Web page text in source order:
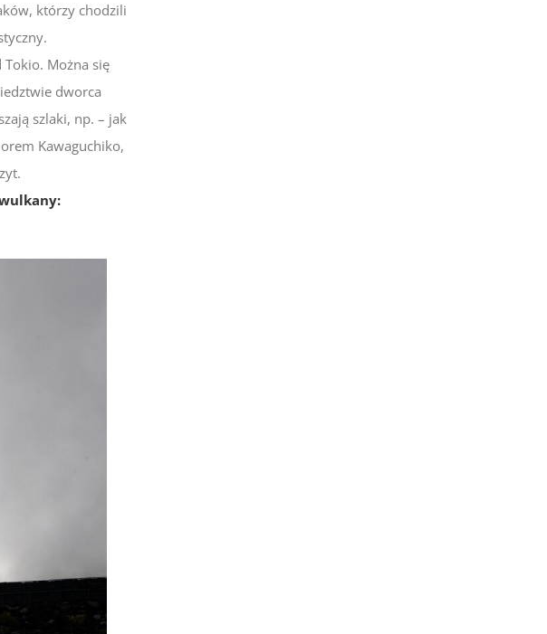
którzy chodzili
Można się
dworca
szlaki, np. – jak
Kawaguchiko,